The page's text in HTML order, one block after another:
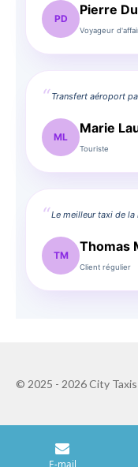
PD
Pierre
Voyageur
Transfert aéroport
ML
Marie
Touriste
Le meilleur taxi de
TM
Thomas
Client régulier
© 2025 - 2026 City Taxis
E-mail